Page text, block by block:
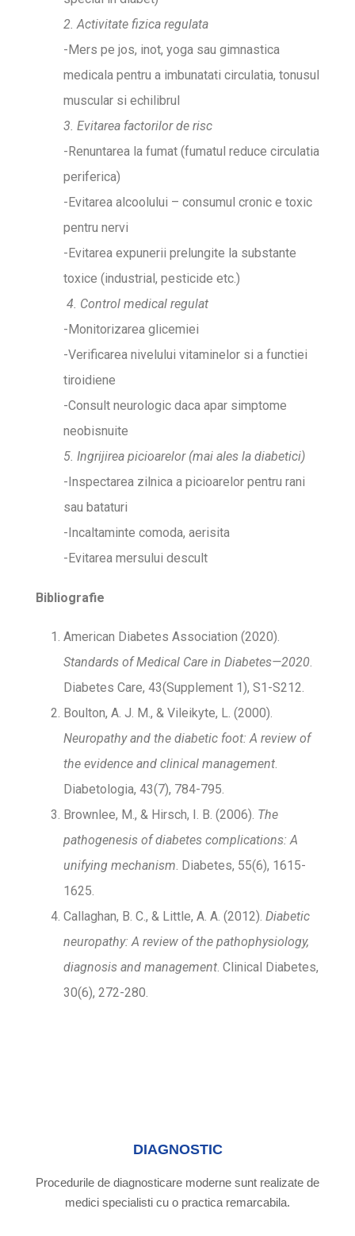
2. Activitate fizica regulata
-Mers pe jos, inot, yoga sau gimnastica
medicala pentru a imbunatati circulatia, tonusul
muscular si echilibrul
3. Evitarea factorilor de risc
-Renuntarea la fumat (fumatul reduce circulatia
periferica)
-Evitarea alcoolului – consumul cronic e toxic
pentru nervi
-Evitarea expunerii prelungite la substante
toxice (industrial, pesticide etc.)
4. Control medical regulat
-Monitorizarea glicemiei
-Verificarea nivelului vitaminelor si a functiei
tiroidiene
-Consult neurologic daca apar simptome
neobisnuite
5. Ingrijirea picioarelor (mai ales la diabetici)
-Inspectarea zilnica a picioarelor pentru rani
sau bataturi
-Incaltaminte comoda, aerisita
-Evitarea mersului descult
Bibliografie
American Diabetes Association (2020).
Standards of Medical Care in Diabetes—2020.
Diabetes Care, 43(Supplement 1), S1-S212.
Boulton, A. J. M., & Vileikyte, L. (2000).
Neuropathy and the diabetic foot: A review of
the evidence and clinical management.
Diabetologia, 43(7), 784-795.
Brownlee, M., & Hirsch, I. B. (2006). The
pathogenesis of diabetes complications: A
unifying mechanism. Diabetes, 55(6), 1615-
1625.
Callaghan, B. C., & Little, A. A. (2012). Diabetic
neuropathy: A review of the pathophysiology,
diagnosis and management. Clinical Diabetes,
30(6), 272-280.
DIAGNOSTIC
Procedurile de diagnosticare moderne sunt realizate de
medici specialisti cu o practica remarcabila.